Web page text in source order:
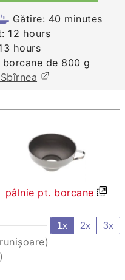
Gătire: 40minutes
minutes
12 hours
hours
hours
hours
de 800 g
pâlnie pt. borcane
1x 2x 3x